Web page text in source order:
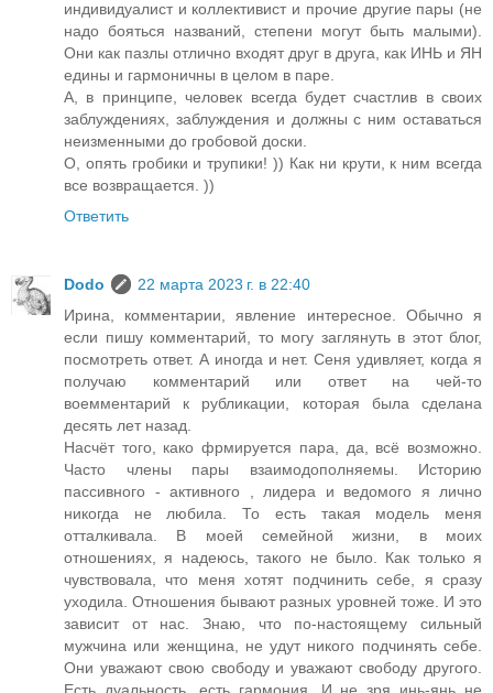
индивидуалист и коллективист и прочие другие пары (не
надо бояться названий, степени могут быть малыми).
Они как пазлы отлично входят друг в друга, как ИНЬ и ЯН
едины и гармоничны в целом в паре.
А, в принципе, человек всегда будет счастлив в своих
заблуждениях, заблуждения и должны с ним оставаться
неизменными до гробовой доски.
О, опять гробики и трупики! )) Как ни крути, к ним всегда
все возвращается. ))
Ответить
Dodo
22 марта 2023 г. в 22:40
Ирина, комментарии, явление интересное. Обычно я
если пишу комментарий, то могу заглянуть в этот блог,
посмотреть ответ. А иногда и нет. Сеня удивляет, когда я
получаю комментарий или ответ на чей-то
воемментарий к рубликации, которая была сделана
десять лет назад.
Насчёт того, како фрмируется пара, да, всё возможно.
Часто члены пары взаимодополняемы. Историю
пассивного - активного , лидера и ведомого я лично
никогда не любила. То есть такая модель меня
отталкивала. В моей семейной жизни, в моих
отношениях, я надеюсь, такого не было. Как только я
чувствовала, что меня хотят подчинить себе, я сразу
уходила. Отношения бывают разных уровней тоже. И это
зависит от нас. Знаю, что по-настоящему сильный
мужчина или женщина, не удут никого подчинять себе.
Они уважают свою свободу и уважают свободу другого.
Есть дуальность, есть гармония. И не зря инь-янь не